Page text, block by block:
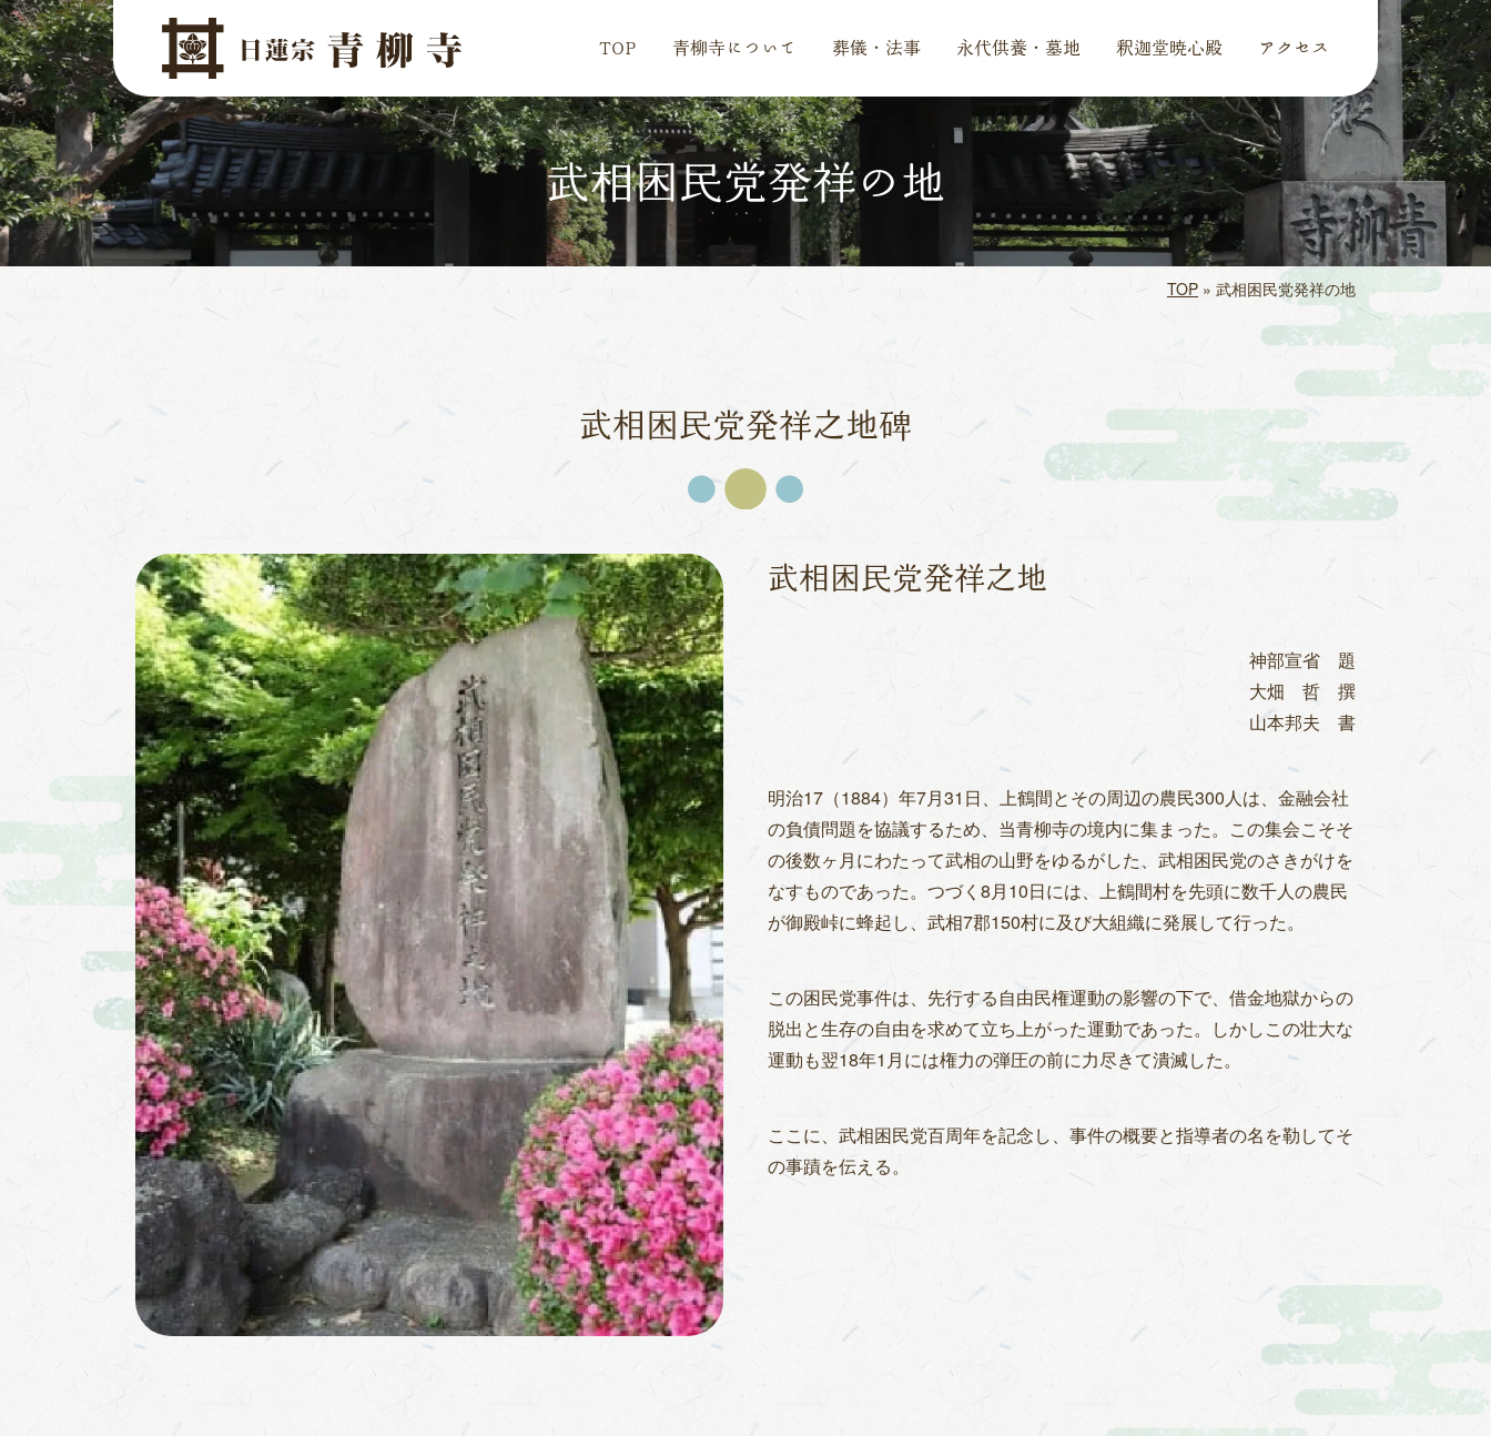
コンテンツへスキップ
メインナビゲーション
TOP 青柳寺について 葬儀・法事 永代供養・墓地 釈迦堂暁心殿 アクセス
武相困民党発祥の地
TOP » 武相困民党発祥の地
武相困民党発祥之地碑
武相困民党発祥之地碑
武相困民党発祥之地
神部宣省 題
大畑 哲 撰
山本邦夫 書
明治17（1884）年7月31日、上鶴間とその周辺の農民300人は、金融会社
の負債問題を協議するため、当青柳寺の境内に集まった。この集会こそそ
の後数ヶ月にわたって武相の山野をゆるがした、武相困民党のさきがけを
なすものであった。つづく8月10日には、上鶴間村を先頭に数千人の農民
が御殿峠に蜂起し、武相7郡150村に及び大組織に発展して行った。
この困民党事件は、先行する自由民権運動の影響の下で、借金地獄からの
脱出と生存の自由を求めて立ち上がった運動であった。しかしこの壮大な
運動も翌18年1月には権力の弾圧の前に力尽きて潰滅した。
ここに、武相困民党百周年を記念し、事件の概要と指導者の名を勒してそ
の事蹟を伝える。